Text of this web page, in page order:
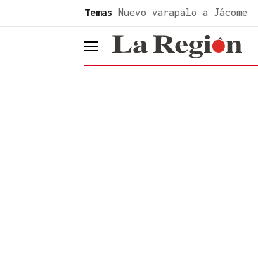
Temas Nuevo varapalo a Jácome
header.menu.open